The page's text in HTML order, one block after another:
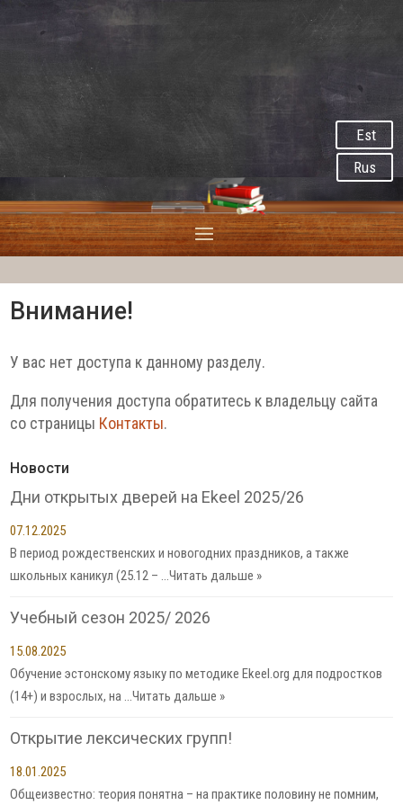
Est
Rus
Внимание!
У вас нет доступа к данному разделу.
Для получения доступа обратитесь к владельцу сайта
со страницы Контакты.
Новости
Дни открытых дверей на Ekeel 2025/26
07.12.2025
В период рождественских и новогодних праздников, а также
школьных каникул (25.12 – …Читать дальше »
Учебный сезон 2025/ 2026
15.08.2025
Обучение эстонскому языку по методике Ekeel.org для подростков
(14+) и взрослых, на …Читать дальше »
Открытие лексических групп!
18.01.2025
Общеизвестно: теория понятна – на практике половину не помним,